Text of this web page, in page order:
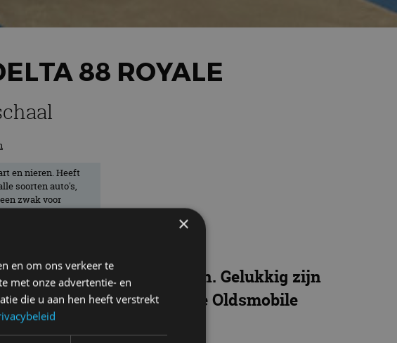
88 ROYALE
en nieren. Heeft
soorten auto's,
zwak voor
in een Buick
blijven binnen. Gelukkig zijn
verfraaid met een mooie Oldsmobile
×
en om ons verkeer te
met onze advertentie- en
die u aan hen heeft verstrekt